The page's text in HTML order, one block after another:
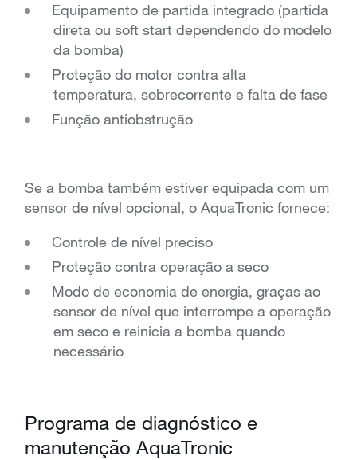
Equipamento de partida integrado (partida
direta ou soft start dependendo do modelo
da bomba)
Proteção do motor contra alta
temperatura, sobrecorrente e falta de fase
Função antiobstrução
Se a bomba também estiver equipada com um
sensor de nível opcional, o AquaTronic fornece:
Controle de nível preciso
Proteção contra operação a seco
Modo de economia de energia, graças ao
sensor de nível que interrompe a operação
em seco e reinicia a bomba quando
necessário
Programa de diagnóstico e
manutenção AquaTronic